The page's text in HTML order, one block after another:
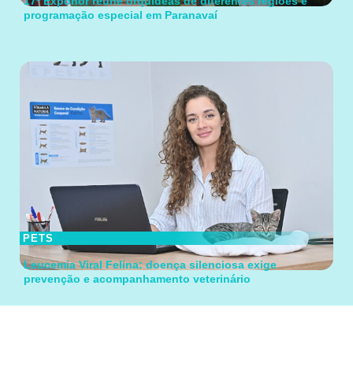
programação especial em Paranavaí
PETS
Leucemia Viral Felina: doença silenciosa exige
prevenção e acompanhamento veterinário